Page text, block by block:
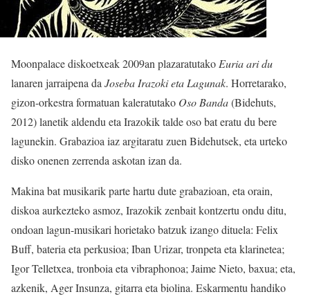
Moonpalace diskoetxeak 2009an plazaratutako Euria ari du
lanaren jarraipena da Joseba Irazoki eta Lagunak. Horretarako,
gizon-orkestra formatuan kaleratutako Oso Banda(Bidehuts,
2012) lanetik aldendu eta Irazokik talde oso bat eratu du bere
lagunekin. Grabazioa iaz argitaratu zuen Bidehutsek, eta urteko
disko onenen zerrenda askotan izan da.
Makina bat musikarik parte hartu dute grabazioan, eta orain,
diskoa aurkezteko asmoz, Irazokik zenbait kontzertu ondu ditu,
ondoan lagun-musikari horietako batzuk izango dituela: Felix
Buff, bateria eta perkusioa; Iban Urizar, tronpeta eta klarinetea;
Igor Telletxea, tronboia eta vibraphonoa; Jaime Nieto, baxua; eta,
azkenik, Ager Insunza, gitarra eta biolina. Eskarmentu handiko